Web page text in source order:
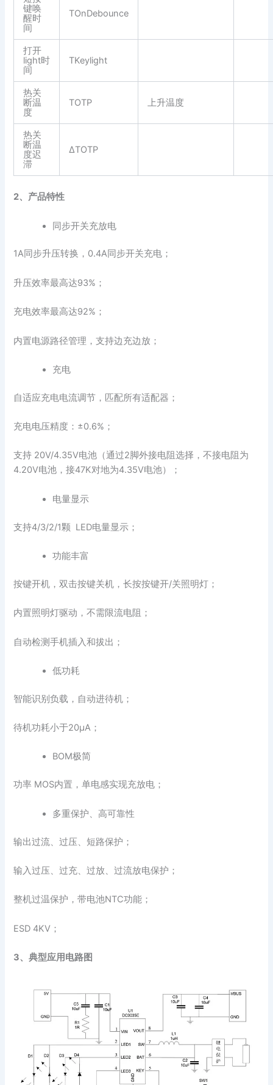
键唤
醒时
间
TOnDebounce
打开
light时
间
TKeylight
热关
断温
度
TOTP 上升温度
热关
断温
度迟
滞
ΔTOTP
2、产品特性
同步开关充放电
1A同步升压转换，0.4A同步开关充电；
升压效率最高达93%；
充电效率最高达92%；
内置电源路径管理，支持边充边放；
充电
自适应充电电流调节，匹配所有适配器；
充电电压精度：±0.6%；
支持 20V/4.35V电池（通过2脚外接电阻选择，不接电阻为
4.20V电池，接47K对地为4.35V电池）；
电量显示
支持4/3/2/1颗 LED电量显示；
功能丰富
按键开机，双击按键关机，长按按键开/关照明灯；
内置照明灯驱动，不需限流电阻；
自动检测手机插入和拔出；
低功耗
智能识别负载，自动进待机；
待机功耗小于20µA；
BOM极简
功率 MOS内置，单电感实现充放电；
多重保护、高可靠性
输出过流、过压、短路保护；
输入过压、过充、过放、过流放电保护；
整机过温保护，带电池NTC功能；
ESD 4KV；
3、典型应用电路图